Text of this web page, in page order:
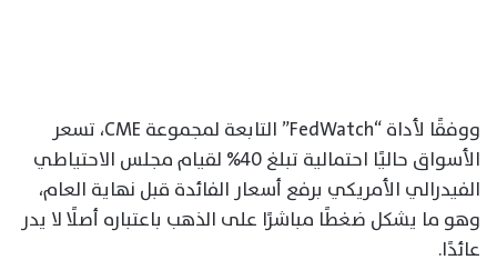
ووفقًا لأداة “FedWatch” التابعة لمجموعة CME، تسعر
الأسواق حاليًا احتمالية تبلغ 40% لقيام مجلس الاحتياطي
الفيدرالي الأمريكي برفع أسعار الفائدة قبل نهاية العام،
وهو ما يشكل ضغطًا مباشرًا على الذهب باعتباره أصلًا لا يدر
عائدًا.